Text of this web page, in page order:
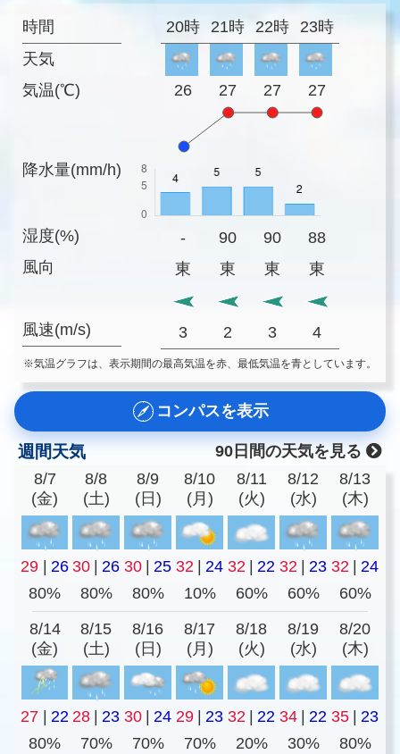
時間
天気
気温(℃)
降水量(mm/h)
湿度(%)
風向
風速(m/s)
20時 21時 22時 23時
26 27 27 27
- 90 90
88
東
東 東 東
3 2 3 4
※気温グラフは、表示期間の最高気温を赤、最低気温を青としています。
コンパスを表示
週間天気
90日間の天気を見る
8/7
(金)
8/8
(土)
8/9
(日)
8/10
(月)
8/11
(火)
8/12
(水)
8/13
(木)
29 26 30 26 30 25 32 24 32 22 32 23 32
24
80%
80% 80% 10% 60% 60% 60%
8/14
(金)
8/15
(土)
8/16
(日)
8/17
(月)
8/18
(火)
8/19
(水)
8/20
(木)
27 22 28 23 30 24 29 23 32 22 34 22 35
23
80%
70% 70% 70% 20% 30%
80%